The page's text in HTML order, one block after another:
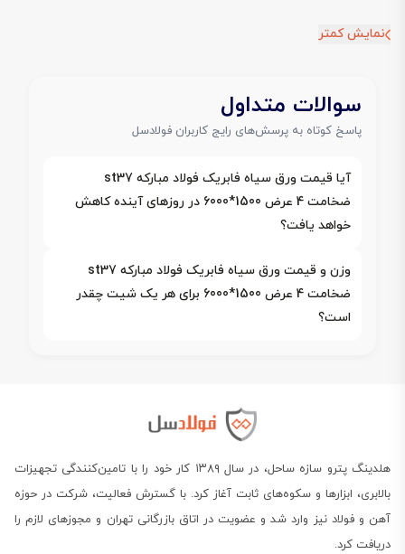
نمایش کمتر
سوالات متداول
پاسخ کوتاه به پرسش‌های رایج کاربران فولادسل
آیا قیمت ورق سیاه فابریک فولاد مبارکه st37
ضخامت 4 عرض 1500*6000 در روزهای آینده کاهش
خواهد یافت؟
وزن و قیمت ورق سیاه فابریک فولاد مبارکه st37
ضخامت 4 عرض 1500*6000 برای هر یک شیت چقدر
است؟
هلدینگ پترو سازه ساحل، در سال ۱۳۸۹ کار خود را با تامین‌کنندگی تجهیزات
بالابری، ابزارها و سکوه‌های ثابت آغاز کرد. با گسترش فعالیت، شرکت در حوزه
آهن و فولاد نیز وارد شد و عضویت در اتاق بازرگانی تهران و مجوزهای لازم را
دریافت کرد.